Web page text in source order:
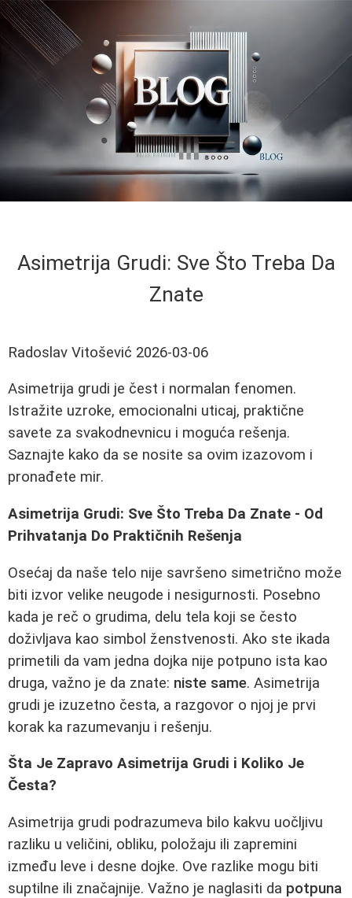
Asimetrija Grudi: Sve Što Treba Da
Znate
Radoslav Vitošević 2026-03-06
Asimetrija grudi je čest i normalan fenomen.
Istražite uzroke, emocionalni uticaj, praktične
savete za svakodnevnicu i moguća rešenja.
Saznajte kako da se nosite sa ovim izazovom i
pronađete mir.
Asimetrija Grudi: Sve Što Treba Da Znate - Od
Prihvatanja Do Praktičnih Rešenja
Osećaj da naše telo nije savršeno simetrično može
biti izvor velike neugode i nesigurnosti. Posebno
kada je reč o grudima, delu tela koji se često
doživljava kao simbol ženstvenosti. Ako ste ikada
primetili da vam jedna dojka nije potpuno ista kao
druga, važno je da znate: niste same. Asimetrija
grudi je izuzetno česta, a razgovor o njoj je prvi
korak ka razumevanju i rešenju.
Šta Je Zapravo Asimetrija Grudi i Koliko Je
Česta?
Asimetrija grudi podrazumeva bilo kakvu uočljivu
razliku u veličini, obliku, položaju ili zapremini
između leve i desne dojke. Ove razlike mogu biti
suptilne ili značajnije. Važno je naglasiti da potpuna